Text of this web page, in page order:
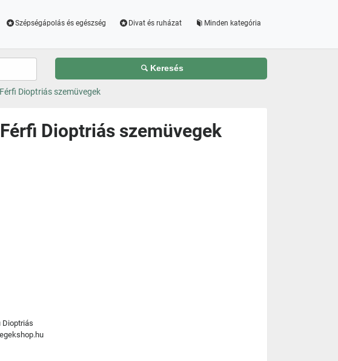
Szépségápolás és egészség Divat és ruházat Minden kategória
Keresés
Dioptriás szemüvegek
Dioptriás szemüvegek
Dioptriás